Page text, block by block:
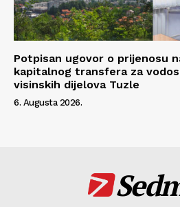
Potpisan ugovor o prijenosu
kapitalnog transfera za
visinskih dijelova Tuzle
6. Augusta 2026.